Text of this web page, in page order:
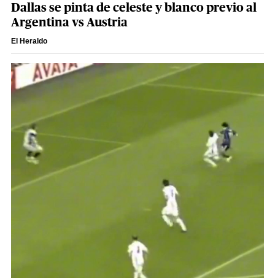
Dallas se pinta de celeste y blanco previo al
Argentina vs Austria
El Heraldo